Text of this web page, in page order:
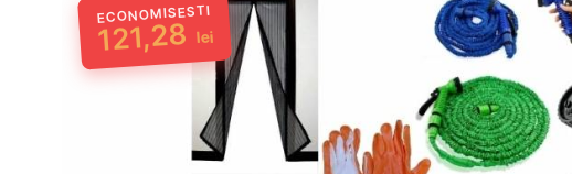
ECONOMISESTI
121,28 lei